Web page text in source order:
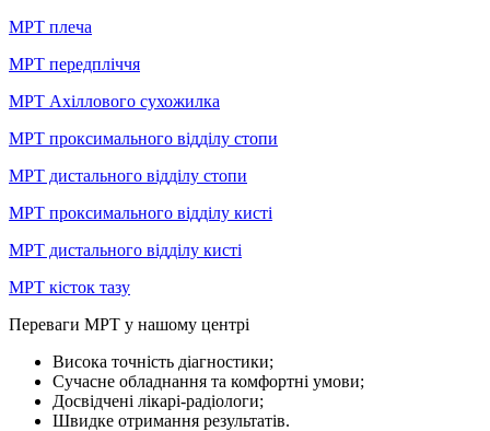
МРТ плеча
МРТ передпліччя
МРТ Ахіллового сухожилка
МРТ проксимального відділу стопи
МРТ дистального відділу стопи
МРТ проксимального відділу кисті
МРТ дистального відділу кисті
МРТ кісток тазу
Переваги МРТ у нашому центрі
Висока точність діагностики;
Сучасне обладнання та комфортні умови;
Досвідчені лікарі-радіологи;
Швидке отримання результатів.